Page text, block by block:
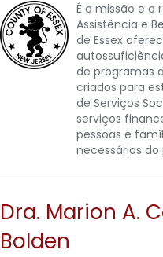
É a missão e a
Assistência e
de Essex
de programas
criados para
de Serviços
serviços
pessoas e
necessários
Dra. Marion A.
Bolden